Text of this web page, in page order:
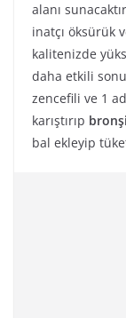
alanı
inatçı öksürük
kalitenizde
daha etkili
zencefili ve 1
karıştırıp
bal ekleyip